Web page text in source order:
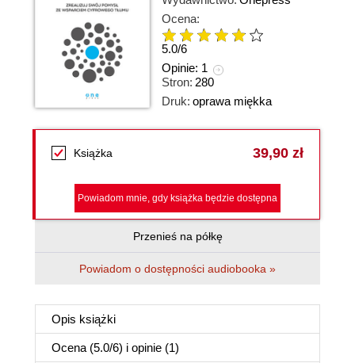
Ocena:
5.0/6
Opinie: 1
Stron: 280
Druk: oprawa miękka
Książka 39,90 zł
Powiadom mnie, gdy książka będzie dostępna
Przenieś na półkę
Powiadom o dostępności audiobooka »
Opis książki
Ocena (5.0/6) i opinie (1)